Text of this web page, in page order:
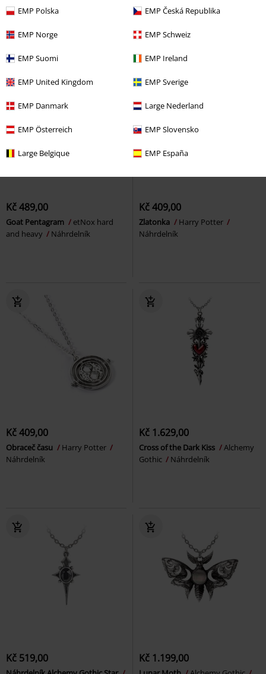
EMP Polska EMP Česká Republika
EMP Norge EMP Schweiz
EMP Suomi EMP Ireland
EMP United Kingdom EMP Sverige
EMP Danmark Large Nederland
EMP Österreich EMP Slovensko
Large Belgique EMP España
Náhrdelník
Kč 489,00
Goat Pentagram
etNox hard
and heavy
Náhrdelník
Kč 409,00
Zlatonka
Harry Potter
Náhrdelník
Kč 409,00
Obraceč času
Harry Potter
Náhrdelník
Kč 1.629,00
Cross of the Dark Kiss
Alchemy
Gothic
Náhrdelník
Kč 519,00 Kč 1.199,00